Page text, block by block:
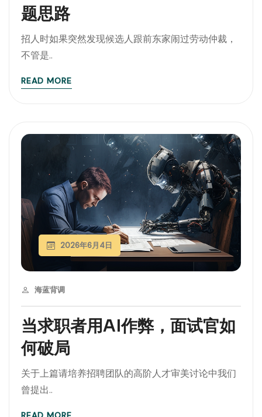
题思路
招人时如果突然发现候选人跟前东家闹过劳动仲裁，
不管是..
READ MORE
当求职者用AI作弊，面试官如
何破局
2026年6月4日
海蓝背调
关于上篇请培养招聘团队的高阶人才审美讨论中我们
曾提出..